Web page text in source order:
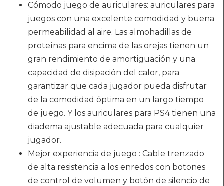
Cómodo juego de auriculares: auriculares para
juegos con una excelente comodidad y buena
permeabilidad al aire. Las almohadillas de
proteínas para encima de las orejas tienen un
gran rendimiento de amortiguación y una
capacidad de disipación del calor, para
garantizar que cada jugador pueda disfrutar
de la comodidad óptima en un largo tiempo
de juego. Y los auriculares para PS4 tienen una
diadema ajustable adecuada para cualquier
jugador.
Mejor experiencia de juego : Cable trenzado
de alta resistencia a los enredos con botones
de control de volumen y botón de silencio de